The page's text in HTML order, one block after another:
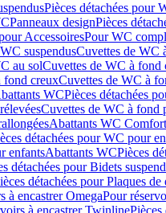
Pièces détachées pour
Panneaux designPièces
AccessoiresPour WC
suspendusCuvettes de WC
au solCuvettes de WC à fond
fond creuxCuvettes de WC à
WCPièces détachées
Cuvettes de WC à fond
Abattants WC Comfort
détachées pour WC pour
enfantsAbattants WCPièces
détachées pour Bidets
détachées pour Plaques
à encastrer OmegaPour
à encastrer TwinlinePièces